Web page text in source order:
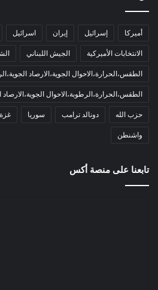
أميركا إسرائيل إيران اسرائيل
الانتخابات الأميركية الجيش اللبناني
الطقس،الحرارة،الاحوال الجوية،الارصاد
الطقس،الحرارة،الرطوبة،الاحوال الجوية،الارصاد
حزب الله دونالد ترامب سوريا غزة
واشنطن
تابعنا على منصة أكس